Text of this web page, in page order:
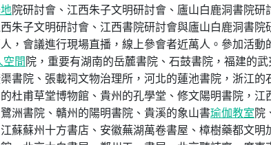
院研討會、江西朱子文明研討會、廬山白鹿洞書院
朱子文明研討會、江西書院研討會與廬山白鹿洞書院
，會議進行現場直播，線上參會者近萬人。參加活動
空間 院，重要有湖南的岳麓書院、石鼓書院，福建的
書院、張載祠文物治理所，河北的蓮池書院，浙江的
杜甫草堂博物館、貴州的孔學堂、修文陽明書院，江
洲書院、贛州的陽明書院、貴溪的象山書瑜伽教室院
蘇蘇州十方書店、安徽蕪湖萬卷書屋、樟樹藥都文明